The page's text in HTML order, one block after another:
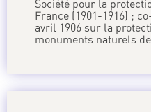
Société pour la
France (1901-1916) ;
avril 1906 sur la
monuments naturels